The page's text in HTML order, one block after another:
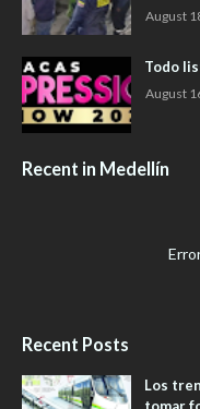
August
Todo
August
Recent in Medellín
Recent Posts
Los